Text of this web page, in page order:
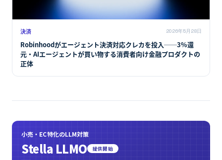
決済 2026年5月28日
Robinhoodがエージェント決済対応クレカを投入──3%還
元・AIエージェントが買い物する消費者向け金融プロダクトの
正体
小売・EC特化のLLM対策
Stella LLMO 提供開始